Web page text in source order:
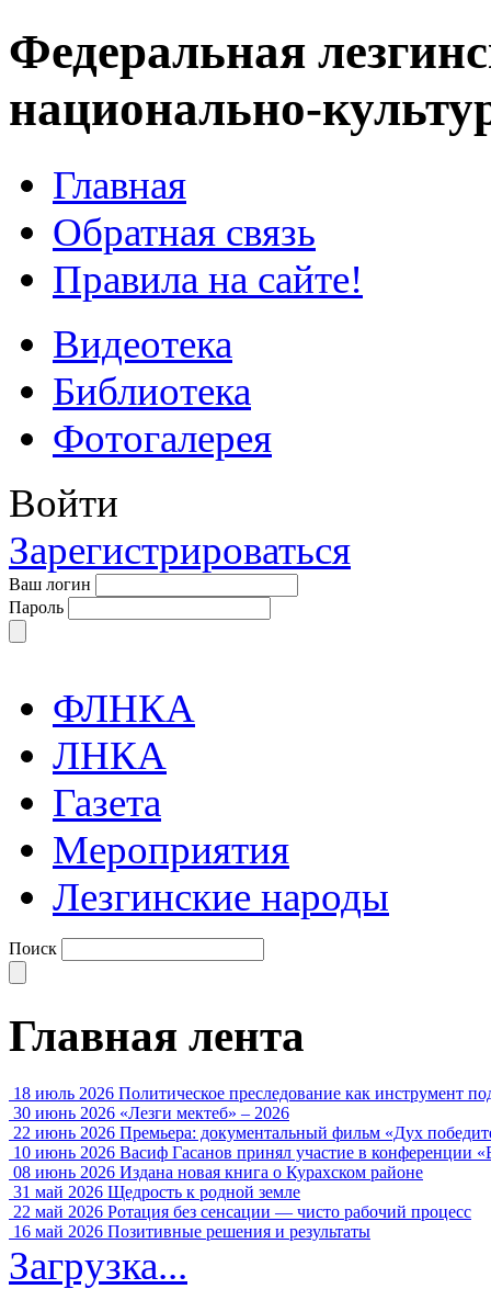
Федеральная
национально-
Главная
Обратная связь
Правила на сайте!
Видеотека
Библиотека
Фотогалерея
Войти
Зарегистрироваться
Ваш логин
Пароль
ФЛНКА
ЛНКА
Газета
Мероприятия
Лезгинские народы
Поиск
Главная лента
18 июль 2026 Политическое преследование как инструмент
30 июнь 2026 «Лезги мектеб» – 2026
22 июнь 2026 Премьера: документальный фильм «Дух
10 июнь 2026 Васиф Гасанов принял участие в конференции
08 июнь 2026 Издана новая книга о Курахском районе
31 май 2026 Щедрость к родной земле
22 май 2026 Ротация без сенсации — чисто рабочий процесс
16 май 2026 Позитивные решения и результаты
Загрузка...